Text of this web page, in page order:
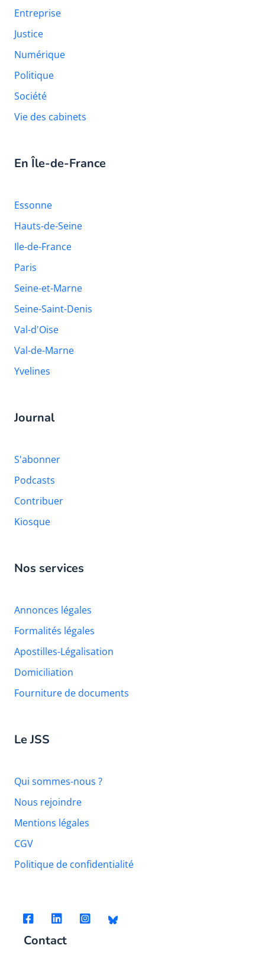
Entreprise
Justice
Numérique
Politique
Société
Vie des cabinets
En Île-de-France
Essonne
Hauts-de-Seine
Ile-de-France
Paris
Seine-et-Marne
Seine-Saint-Denis
Val-d'Oise
Val-de-Marne
Yvelines
Journal
S'abonner
Podcasts
Contribuer
Kiosque
Nos services
Annonces légales
Formalités légales
Apostilles-Légalisation
Domiciliation
Fourniture de documents
Le JSS
Qui sommes-nous ?
Nous rejoindre
Mentions légales
CGV
Politique de confidentialité
Contact